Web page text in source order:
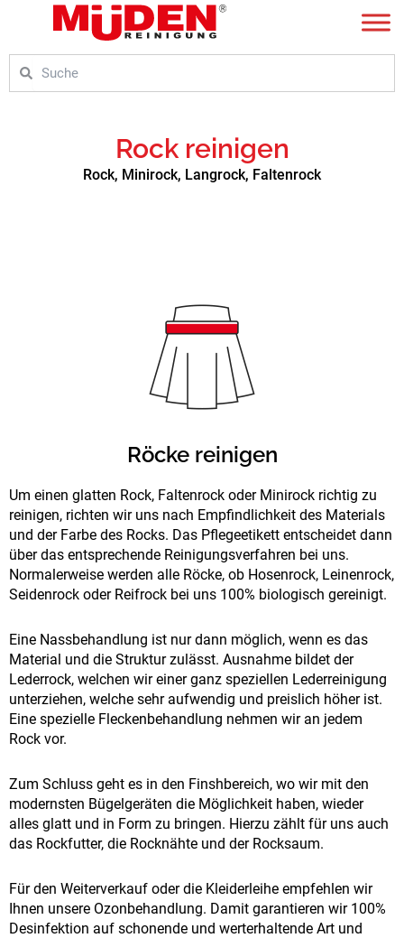
Rock reinigen
Rock, Minirock, Langrock, Faltenrock
Röcke reinigen
Um einen glatten Rock, Faltenrock oder Minirock richtig zu
reinigen, richten wir uns nach Empfindlichkeit des Materials
und der Farbe des Rocks. Das Pflegeetikett entscheidet dann
über das entsprechende Reinigungsverfahren bei uns.
Normalerweise werden alle Röcke, ob Hosenrock, Leinenrock,
Seidenrock oder Reifrock bei uns 100% biologisch gereinigt.
Eine Nassbehandlung ist nur dann möglich, wenn es das
Material und die Struktur zulässt. Ausnahme bildet der
Lederrock, welchen wir einer ganz speziellen Lederreinigung
unterziehen, welche sehr aufwendig und preislich höher ist.
Eine spezielle Fleckenbehandlung nehmen wir an jedem
Rock vor.
Zum Schluss geht es in den Finshbereich, wo wir mit den
modernsten Bügelgeräten die Möglichkeit haben, wieder
alles glatt und in Form zu bringen. Hierzu zählt für uns auch
das Rockfutter, die Rocknähte und der Rocksaum.
Für den Weiterverkauf oder die Kleiderleihe empfehlen wir
Ihnen unsere Ozonbehandlung. Damit garantieren wir 100%
Desinfektion auf schonende und werterhaltende Art und